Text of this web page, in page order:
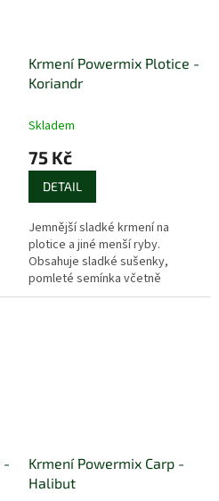
Krmení Powermix Plotice -
Koriandr
Skladem
75 Kč
DETAIL
Jemnější sladké krmení na
plotice a jiné menší ryby.
Obsahuje sladké sušenky,
pomleté semínka včetně
konopí, které je pro plotice
-
Krmení Powermix Carp -
Halibut